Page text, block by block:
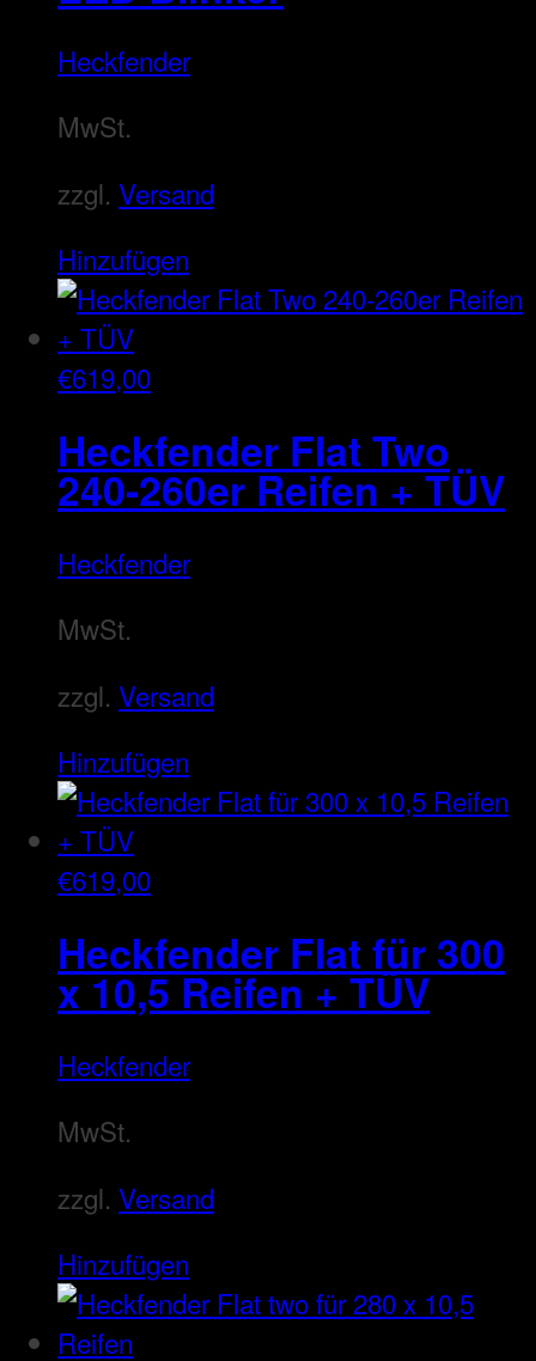
Heckfender
MwSt.
zzgl. Versand
Hinzufügen
€619,00
Heckfender Flat Two
240-260er Reifen + TÜV
Heckfender
MwSt.
zzgl. Versand
Hinzufügen
€619,00
Heckfender Flat für 300
x 10,5 Reifen + TÜV
Heckfender
MwSt.
zzgl. Versand
Hinzufügen